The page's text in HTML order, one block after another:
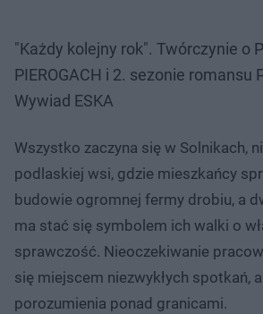
"Każdy kolejny rok". Twórczynie o
PIEROGACH i 2. sezonie romansu
Wywiad ESKA
Wszystko zaczyna się w Solnikach,
podlaskiej wsi, gdzie mieszkańcy
budowie ogromnej fermy drobiu, a
ma stać się symbolem ich walki o
sprawczość. Nieoczekiwanie
się miejscem niezwykłych spotkań,
porozumienia ponad granicami.